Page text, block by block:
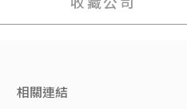
相關連結